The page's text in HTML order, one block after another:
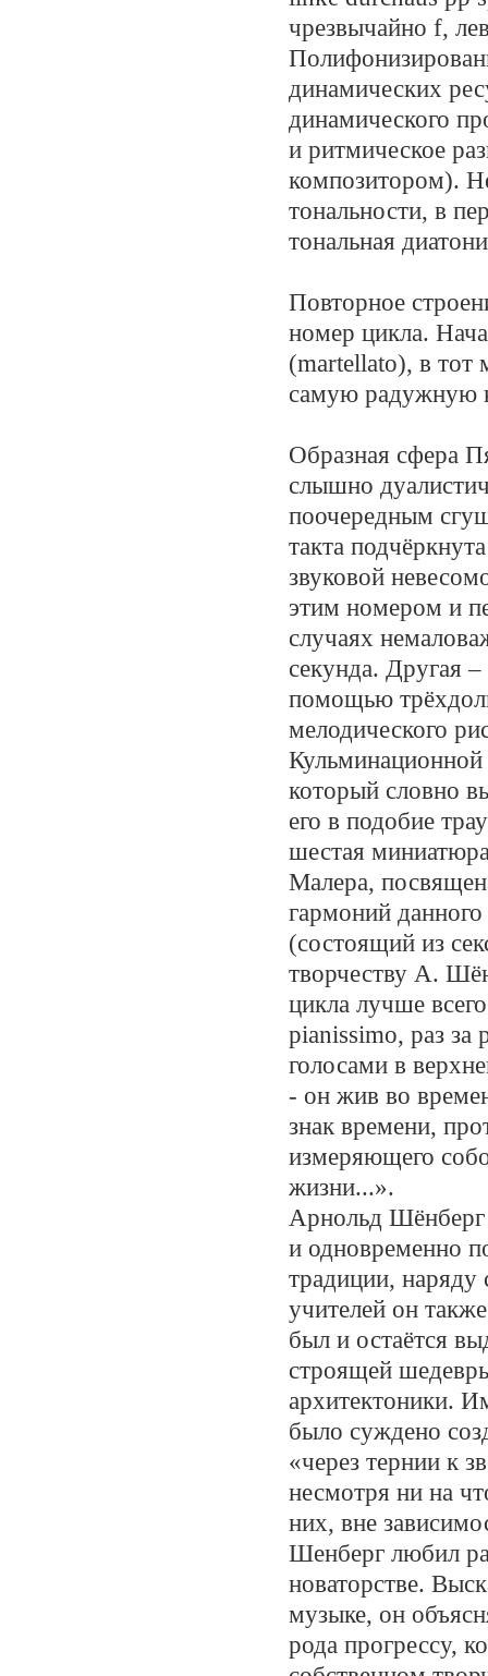
чрезвычайно f,
динамических
динамического
и ритмическое
композитором).
тональности, в
тональная
Повторное
номер цикла.
(martellato), в тот
самую радужную
Образная сфера
слышно
поочередным
такта
звуковой
этим номером и
случаях
секунда. Другая –
помощью
мелодического
Кульминационной
который словно
его в подобие
шестая
Малера,
гармоний
(состоящий из
творчеству А.
цикла лучше
pianissimo, раз за
голосами в
- он жив во
знак времени,
измеряющего
жизни...».
Арнольд Шёнберг
и одновременно
традиции,
учителей он
был и остаётся
строящей
архитектоники.
было суждено
«через тернии к
несмотря ни на
них, вне
Шенберг любил
новаторстве.
музыке, он
рода прогрессу,